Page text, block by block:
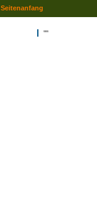
""
Seitenanfang